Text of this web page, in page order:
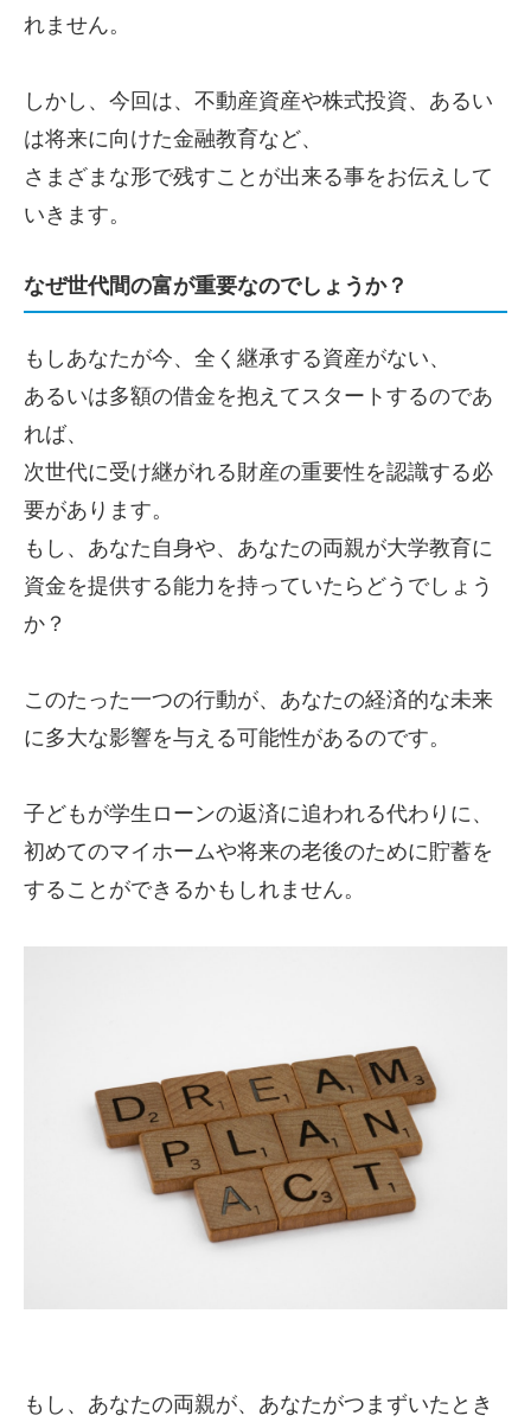
れません。
しかし、今回は、不動産資産や株式投資、あるい
は将来に向けた金融教育など、
さまざまな形で残すことが出来る事をお伝えして
いきます。
なぜ世代間の富が重要なのでしょうか？
もしあなたが今、全く継承する資産がない、
あるいは多額の借金を抱えてスタートするのであ
れば、
次世代に受け継がれる財産の重要性を認識する必
要があります。
もし、あなた自身や、あなたの両親が大学教育に
資金を提供する能力を持っていたらどうでしょう
か？
このたった一つの行動が、あなたの経済的な未来
に多大な影響を与える可能性があるのです。
子どもが学生ローンの返済に追われる代わりに、
初めてのマイホームや将来の老後のために貯蓄を
することができるかもしれません。
もし、あなたの両親が、あなたがつまずいたとき